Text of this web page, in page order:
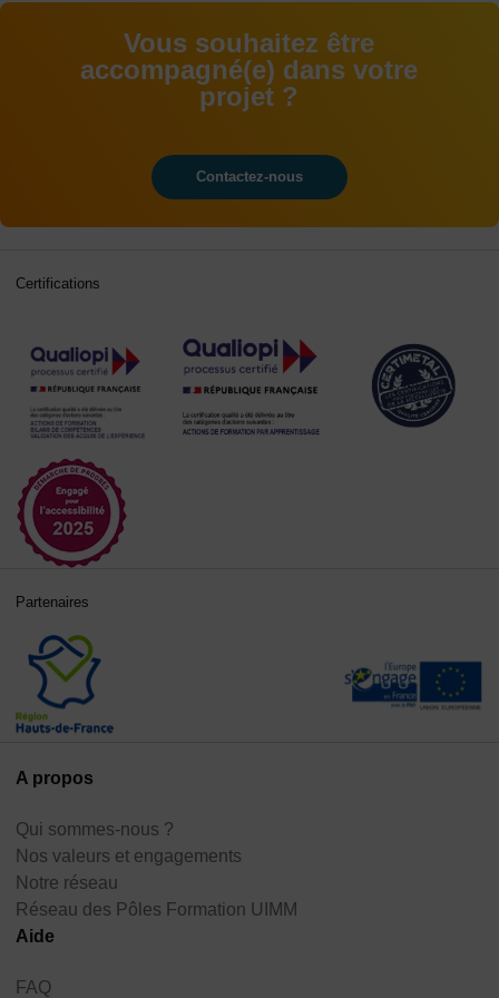
Vous souhaitez être
accompagné(e) dans votre
projet ?
Contactez-nous
A propos
Qui sommes-nous ?
Nos valeurs et engagements
Notre réseau
Réseau des Pôles Formation UIMM
Aide
FAQ
Certifications
Partenaires